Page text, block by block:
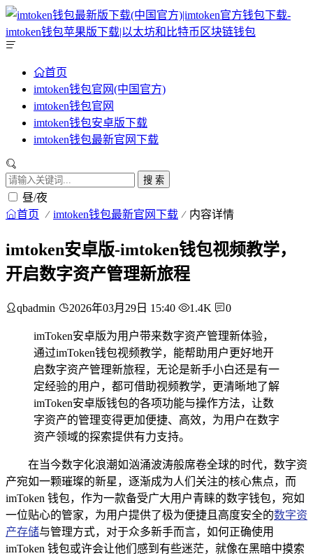
首页
imtoken钱包官网(中国官方)
imtoken钱包官网
imtoken钱包安卓版下载
imtoken钱包最新官网下载
搜 索
昼/夜
首页 imtoken钱包最新官网下载 内容详情
imtoken安卓版-imtoken钱包视频教学，
开启数字资产管理新旅程
qbadmin 2026年03月29日 15:40 1.4K 0
imToken安卓版为用户带来数字资产管理新体验，
通过imToken钱包视频教学，能帮助用户更好地开
启数字资产管理新旅程，无论是新手小白还是有一
定经验的用户，都可借助视频教学，更清晰地了解
imToken安卓版钱包的各项功能与操作方法，让数
字资产的管理变得更加便捷、高效，为用户在数字
资产领域的探索提供有力支持。
在当今数字化浪潮如汹涌波涛般席卷全球的时代，数字资
产宛如一颗璀璨的新星，逐渐成为人们关注的核心焦点，而
imToken 钱包，作为一款备受广大用户青睐的数字钱包，宛如
一位贴心的管家，为用户提供了极为便捷且高度安全的数字资
产存储与管理方式，对于众多新手而言，如何正确使用
imToken 钱包或许会让他们感到有些迷茫，就像在黑暗中摸索